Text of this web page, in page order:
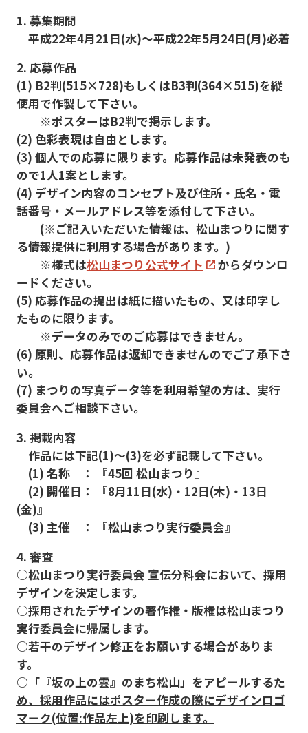
1. 募集期間
平成22年4月21日(水)〜平成22年5月24日(月)必着
2. 応募作品
(1) B2判(515×728)もしくはB3判(364×515)を縦
使用で作製して下さい。
※ポスターはB2判で掲示します。
(2) 色彩表現は自由とします。
(3) 個人での応募に限ります。応募作品は未発表のも
ので1人1案とします。
(4) デザイン内容のコンセプト及び住所・氏名・電
話番号・メールアドレス等を添付して下さい。
(※ご記入いただいた情報は、松山まつりに関す
る情報提供に利用する場合があります。)
※様式は松山まつり公式サイト
からダウンロ
ードください。
(5) 応募作品の提出は紙に描いたもの、又は印字し
たものに限ります。
※データのみでのご応募はできません。
(6) 原則、応募作品は返却できませんのでご了承下さ
い。
(7) まつりの写真データ等を利用希望の方は、実行
委員会へご相談下さい。
3. 掲載内容
作品には下記(1)〜(3)を必ず記載して下さい。
(1) 名称 ：
『45回 松山まつり』
(2) 開催日：
『8月11日(水)・12日(木)・13日
(金)』
(3) 主催 ：
『松山まつり実行委員会』
4. 審査
○松山まつり実行委員会 宣伝分科会において、採用
デザインを決定します。
○採用されたデザインの著作権・版権は松山まつり
実行委員会に帰属します。
○若干のデザイン修正をお願いする場合がありま
す。
○ 「『坂の上の雲』のまち松山」をアピールするた
め、採用作品にはポスター作成の際にデザインロゴ
マーク(位置:作品左上)を印刷します。